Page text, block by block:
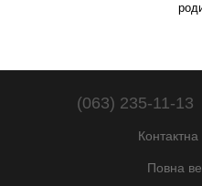
(063) 235-11-13
Повна